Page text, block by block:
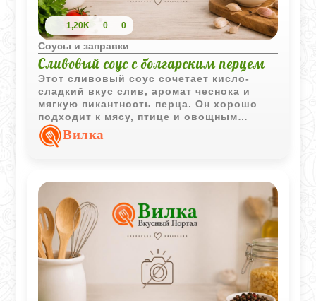
1,20K 0 0
Соусы и заправки
Сливовый соус с болгарским перцем
Этот сливовый соус сочетает кисло-
сладкий вкус слив, аромат чеснока и
мягкую пикантность перца. Он хорошо
подходит к мясу, птице и овощным
блюдам.Вилка